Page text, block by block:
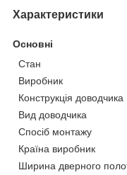
Характеристики
Основні
Стан
Виробник
Конструкція доводчика
Вид доводчика
Спосіб монтажу
Країна виробник
Ширина дверного